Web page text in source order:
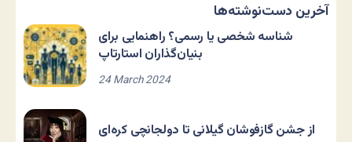
آخرین دست‌نوشته‌ها
شناسه شخصی یا رسمی؟ راهنمایی برای
بنیان‌گذاران استارتاپ
24 March 2024
از جشن گازفوشان گیلانی تا دولجانچی کره‌ای